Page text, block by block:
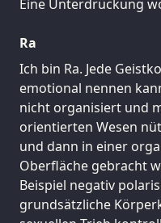
Eine Unterdrückung
Ra
Ich bin Ra. Jede
emotional nennen
nicht organisiert und
orientierten Wesen
und dann in einer
Oberfläche gebracht
Beispiel negativ
grundsätzliche